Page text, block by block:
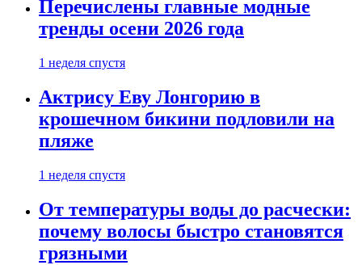
Перечислены главные модные
тренды осени 2026 года
1 неделя спустя
Актрису Еву Лонгорию в
крошечном бикини подловили на
пляже
1 неделя спустя
От температуры воды до расчески:
почему волосы быстро становятся
грязными